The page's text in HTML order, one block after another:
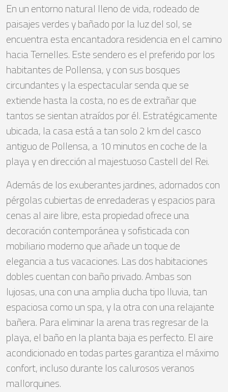
En un entorno natural lleno de vida, rodeado de
paisajes verdes y bañado por la luz del sol, se
encuentra esta encantadora residencia en el camino
hacia Ternelles. Este sendero es el preferido por los
habitantes de Pollensa, y con sus bosques
circundantes y la espectacular senda que se
extiende hasta la costa, no es de extrañar que
tantos se sientan atraídos por él. Estratégicamente
ubicada, la casa está a tan solo 2 km del casco
antiguo de Pollensa, a 10 minutos en coche de la
playa y en dirección al majestuoso Castell del Rei.
Además de los exuberantes jardines, adornados con
pérgolas cubiertas de enredaderas y espacios para
cenas al aire libre, esta propiedad ofrece una
decoración contemporánea y sofisticada con
mobiliario moderno que añade un toque de
elegancia a tus vacaciones. Las dos habitaciones
dobles cuentan con baño privado. Ambas son
lujosas, una con una amplia ducha tipo lluvia, tan
espaciosa como un spa, y la otra con una relajante
bañera. Para eliminar la arena tras regresar de la
playa, el baño en la planta baja es perfecto. El aire
acondicionado en todas partes garantiza el máximo
confort, incluso durante los calurosos veranos
mallorquines.